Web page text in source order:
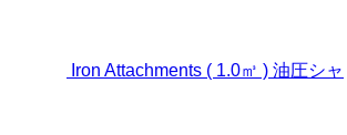
Iron Attachments ( 1.0㎥ ) 油圧シャ